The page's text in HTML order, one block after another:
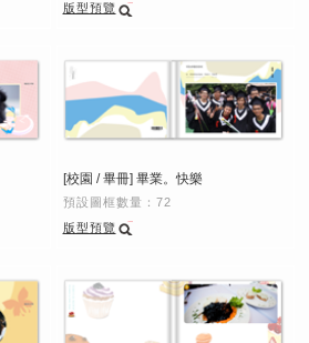
版型預覽
[校園 / 畢冊] 畢業。快樂
預設圖框數量：72
版型預覽